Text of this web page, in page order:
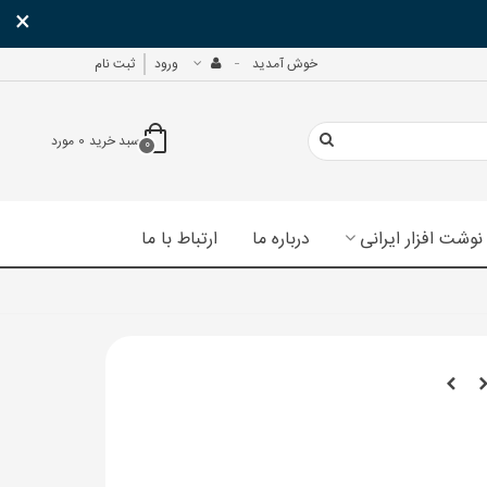
×
خوش آمدید ورود ثبت نام
0سبد خرید 0 مورد
نوشت افزار ایرانی درباره ما ارتباط با ما